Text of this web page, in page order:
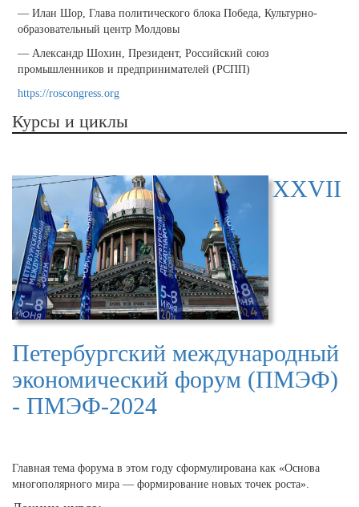
— Илан Шор, Глава политического блока Победа, Культурно-
образовательный центр Молдовы
— Александр Шохин, Президент, Российский союз
промышленников и предпринимателей (РСПП)
https://roscongress.org
Курсы и циклы
XXVII
Петербургский международный
экономический форум (ПМЭФ)
- ПМЭФ-2024
Главная тема форума в этом году сформулирована как «Основа
многополярного мира — формирование новых точек роста».